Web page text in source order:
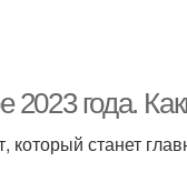
2023 года.
который станет